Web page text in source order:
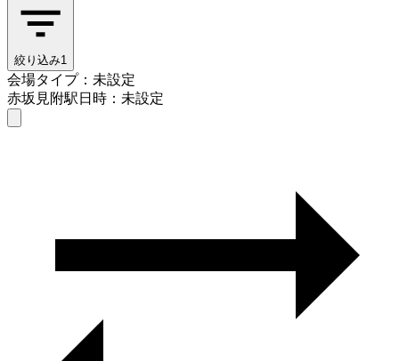
絞り込み1
会場タイプ：未設定
赤坂見附駅日時：未設定